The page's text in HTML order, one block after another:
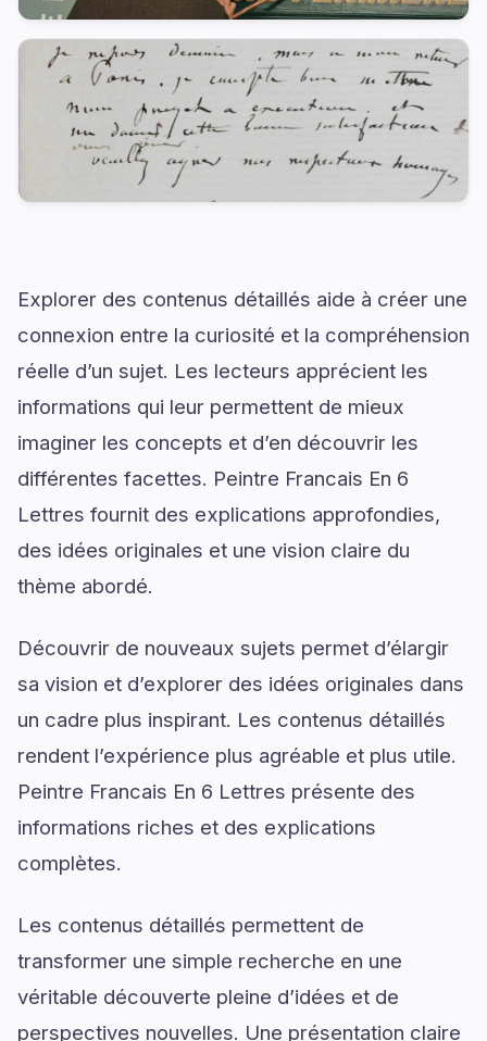
Explorer des contenus détaillés aide à créer une
connexion entre la curiosité et la compréhension
réelle d’un sujet. Les lecteurs apprécient les
informations qui leur permettent de mieux
imaginer les concepts et d’en découvrir les
différentes facettes. Peintre Francais En 6
Lettres fournit des explications approfondies,
des idées originales et une vision claire du
thème abordé.
Découvrir de nouveaux sujets permet d’élargir
sa vision et d’explorer des idées originales dans
un cadre plus inspirant. Les contenus détaillés
rendent l’expérience plus agréable et plus utile.
Peintre Francais En 6 Lettres présente des
informations riches et des explications
complètes.
Les contenus détaillés permettent de
transformer une simple recherche en une
véritable découverte pleine d’idées et de
perspectives nouvelles. Une présentation claire